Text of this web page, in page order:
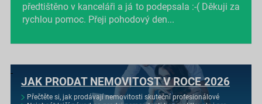
předtištěno v kanceláři a já to podepsala :-( Děkuji za
rychlou pomoc. Přeji pohodový den...
JAK PRODAT NEMOVITOST V ROCE 2026
Přečtěte si, jak prodávají nemovitosti skuteční profesionálové